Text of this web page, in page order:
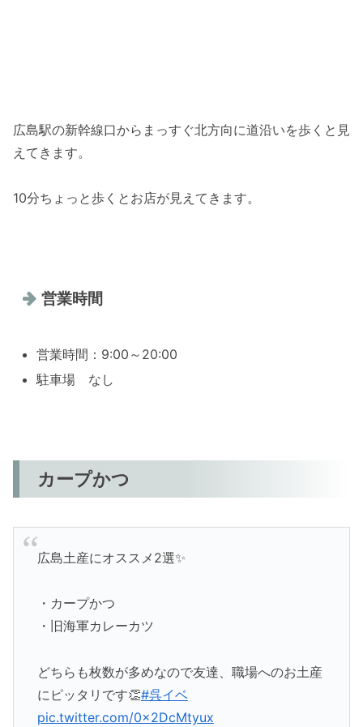
広島駅の新幹線口からまっすぐ北方向に道沿いを歩くと見
えてきます。
10分ちょっと歩くとお店が見えてきます。
営業時間
営業時間：9:00～20:00
駐車場 なし
カープかつ
広島土産にオススメ2選✨
・カープかつ
・旧海軍カレーカツ
どちらも枚数が多めなので友達、職場へのお土産
にピッタリです👏#呉イベ
pic.twitter.com/0x2DcMtyux